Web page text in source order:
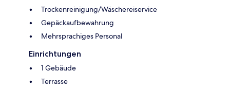
Trockenreinigung/Wäschereiservice
Gepäckaufbewahrung
Mehrsprachiges Personal
Einrichtungen
1 Gebäude
Terrasse